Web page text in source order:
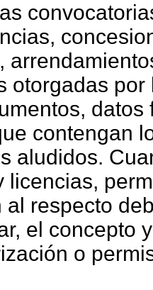
otorgadas
contengan
aludidos.
licencias,
al respecto
el concepto
o